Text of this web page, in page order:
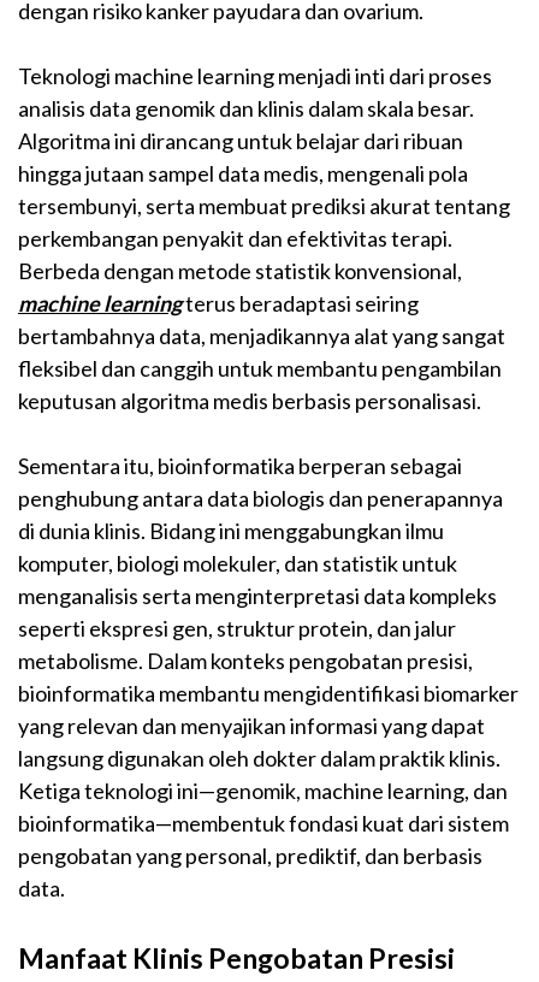
dengan risiko kanker payudara dan ovarium.
Teknologi machine learning menjadi inti dari proses
analisis data genomik dan klinis dalam skala besar.
Algoritma ini dirancang untuk belajar dari ribuan
hingga jutaan sampel data medis, mengenali pola
tersembunyi, serta membuat prediksi akurat tentang
perkembangan penyakit dan efektivitas terapi.
Berbeda dengan metode statistik konvensional,
machine learningterus beradaptasi seiring
bertambahnya data, menjadikannya alat yang sangat
fleksibel dan canggih untuk membantu pengambilan
keputusan algoritma medis berbasis personalisasi.
Sementara itu, bioinformatika berperan sebagai
penghubung antara data biologis dan penerapannya
di dunia klinis. Bidang ini menggabungkan ilmu
komputer, biologi molekuler, dan statistik untuk
menganalisis serta menginterpretasi data kompleks
seperti ekspresi gen, struktur protein, dan jalur
metabolisme. Dalam konteks pengobatan presisi,
bioinformatika membantu mengidentifikasi biomarker
yang relevan dan menyajikan informasi yang dapat
langsung digunakan oleh dokter dalam praktik klinis.
Ketiga teknologi ini—genomik, machine learning, dan
bioinformatika—membentuk fondasi kuat dari sistem
pengobatan yang personal, prediktif, dan berbasis
data.
Manfaat Klinis Pengobatan Presisi